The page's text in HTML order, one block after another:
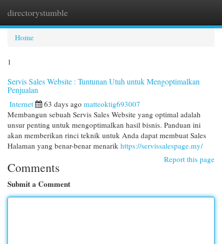
directorystumble
Home
1
Servis Sales Website : Tuntunan Utuh untuk Mengoptimalkan
Penjualan
Internet 63 days ago matteoktig693007
Membangun sebuah Servis Sales Website yang optimal adalah
unsur penting untuk mengoptimalkan hasil bisnis. Panduan ini
akan memberikan rinci teknik untuk Anda dapat membuat Sales
Halaman yang benar-benar menarik https://servissalespage.my/
Report this page
Comments
Submit a Comment